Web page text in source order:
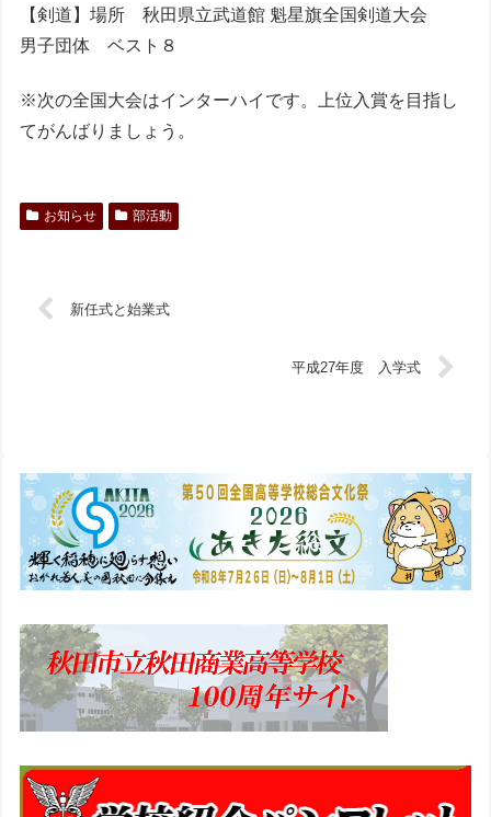
【剣道】場所 秋田県立武道館 魁星旗全国剣道大会
男子団体 ベスト８
※次の全国大会はインターハイです。上位入賞を目指し
てがんばりましょう。
お知らせ 部活動
新任式と始業式
平成27年度 入学式